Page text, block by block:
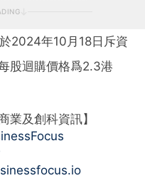
2024年10月18日斥資
股迴購價格爲2.3港
業及創科資訊】